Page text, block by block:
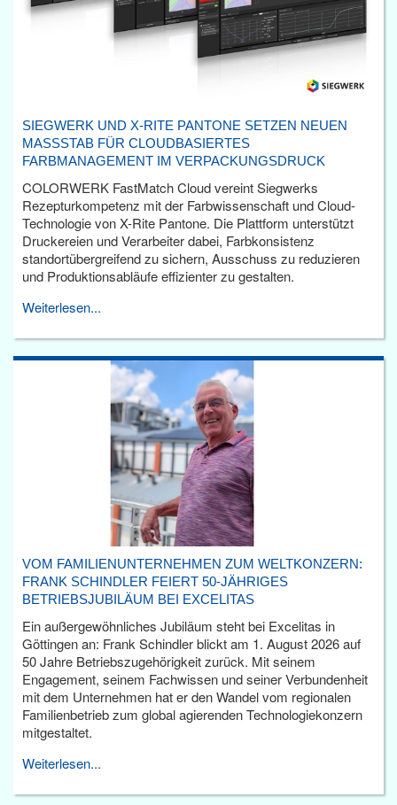
SIEGWERK UND X-RITE PANTONE SETZEN NEUEN
MASSSTAB FÜR CLOUDBASIERTES F
ARBMANAGEMENT IM VERPACKUNGSDRUCK
COLORWERK FastMatch Cloud vereint Siegwerks
Rezepturkompetenz mit der Farbwissenschaft und Cloud-
Technologie von X-Rite Pantone. Die Plattform unterstützt
Druckereien und Verarbeiter dabei, Farbkonsistenz
standortübergreifend zu sichern, Ausschuss zu reduzieren
und Produktionsabläufe effizienter zu gestalten.
Weiterlesen...
VOM FAMILIENUNTERNEHMEN ZUM WELTKONZERN:
FRANK SCHINDLER FEIERT 50-JÄHRIGES
BETRIEBSJUBILÄUM BEI EXCELITAS
Ein außergewöhnliches Jubiläum steht bei Excelitas in
Göttingen an: Frank Schindler blickt am 1. August 2026 auf
50 Jahre Betriebszugehörigkeit zurück. Mit seinem
Engagement, seinem Fachwissen und seiner Verbundenheit
mit dem Unternehmen hat er den Wandel vom regionalen
Familienbetrieb zum global agierenden Technologiekonzern
mitgestaltet.
Weiterlesen...